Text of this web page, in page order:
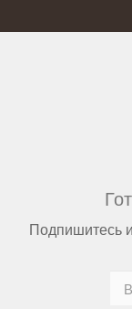
Подпишитесь